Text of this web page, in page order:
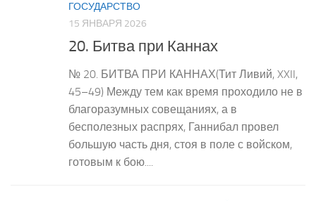
ГОСУДАРСТВО
15 ЯНВАРЯ 2026
20. Битва при Каннах
№ 20. БИТВА ПРИ КАННАХ(Тит Ливий, XXII,
45–49) Между тем как время проходило не в
благоразумных совещаниях, а в
бесполезных распрях, Ганнибал провел
большую часть дня, стоя в поле с войском,
готовым к бою....